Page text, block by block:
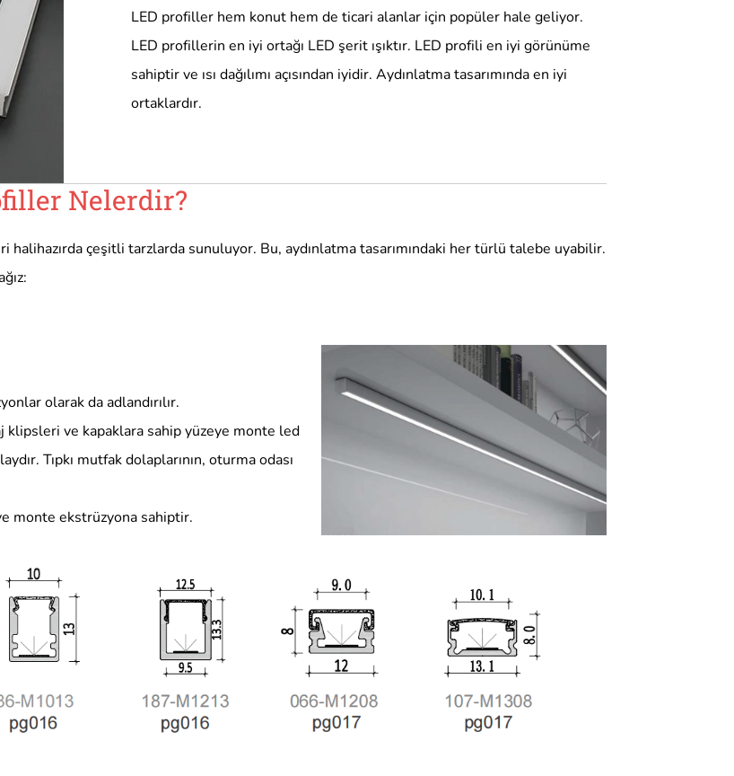
LED profiller hem konut hem de ticari alanlar için popüler hale geliyor.
LED profillerin en iyi ortağı LED şerit ışıktır. LED profili en iyi görünüme
sahiptir ve ısı dağılımı açısından iyidir. Aydınlatma tasarımında en iyi
ortaklardır.
Nelerdir?
halihazırda çeşitli tarzlarda sunuluyor. Bu, aydınlatma tasarımındaki her türlü talebe uyabilir.
olarak da adlandırılır.
ve kapaklara sahip yüzeye monte led
Tıpkı mutfak dolaplarının, oturma odası
monte ekstrüzyona sahiptir.